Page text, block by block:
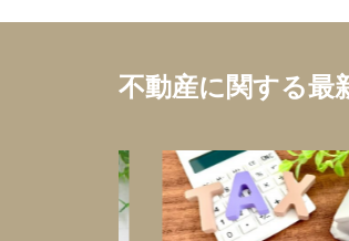
不動産に関する最